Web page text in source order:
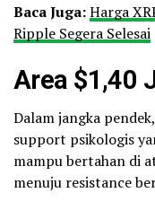
Baca Juga:Harga
Ripple Segera Selesai
Area $1,40
Dalam jangka
support psikologis
mampu bertahan di
menuju resistance